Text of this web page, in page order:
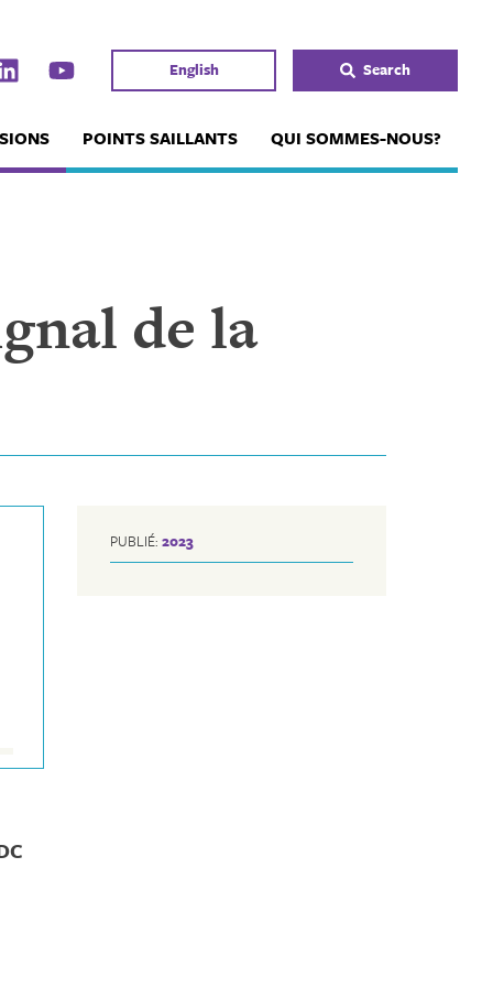
English Search
POINTS SAILLANTS QUI SOMMES-NOUS?
de la
PUBLIÉ:2023